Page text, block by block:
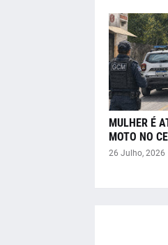
MULHER É
MOTO NO
26 Julho, 2026